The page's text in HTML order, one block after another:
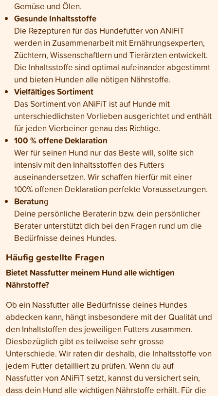
Gemüse und Ölen.
Gesunde Inhaltsstoffe
Die Rezepturen für das Hundefutter von ANiFiT
werden in Zusammenarbeit mit Ernährungsexperten,
Züchtern, Wissenschaftlern und Tierärzten entwickelt.
Die Inhaltsstoffe sind optimal aufeinander abgestimmt
und bieten Hunden alle nötigen Nährstoffe.
Vielfältiges Sortiment
Das Sortiment von ANiFiT ist auf Hunde mit
unterschiedlichsten Vorlieben ausgerichtet und enthält
für jeden Vierbeiner genau das Richtige.
100 % offene Deklaration
Wer für seinen Hund nur das Beste will, sollte sich
intensiv mit den Inhaltsstoffen des Futters
auseinandersetzen. Wir schaffen hierfür mit einer
100% offenen Deklaration perfekte Voraussetzungen.
Beratung
Deine persönliche Beraterin bzw. dein persönlicher
Berater unterstützt dich bei den Fragen rund um die
Bedürfnisse deines Hundes.
Häufig gestellte Fragen
Bietet Nassfutter meinem Hund alle wichtigen
Nährstoffe?
Ob ein Nassfutter alle Bedürfnisse deines Hundes
abdecken kann, hängt insbesondere mit der Qualität und
den Inhaltstoffen des jeweiligen Futters zusammen.
Diesbezüglich gibt es teilweise sehr grosse
Unterschiede. Wir raten dir deshalb, die Inhaltsstoffe von
jedem Futter detailliert zu prüfen. Wenn du auf
Nassfutter von ANiFiT setzt, kannst du versichert sein,
dass dein Hund alle wichtigen Nährstoffe erhält. Für die